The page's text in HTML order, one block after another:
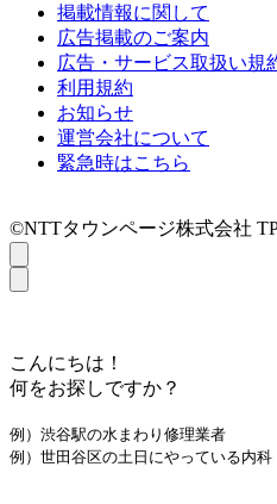
掲載情報に関して
広告掲載のご案内
広告・サービス取扱い規
利用規約
お知らせ
運営会社について
緊急時はこちら
©NTTタウンページ株式会社
こんにちは！
何をお探しですか？
例）渋谷駅の水まわり修理業者
例）世田谷区の土日にやっている内科